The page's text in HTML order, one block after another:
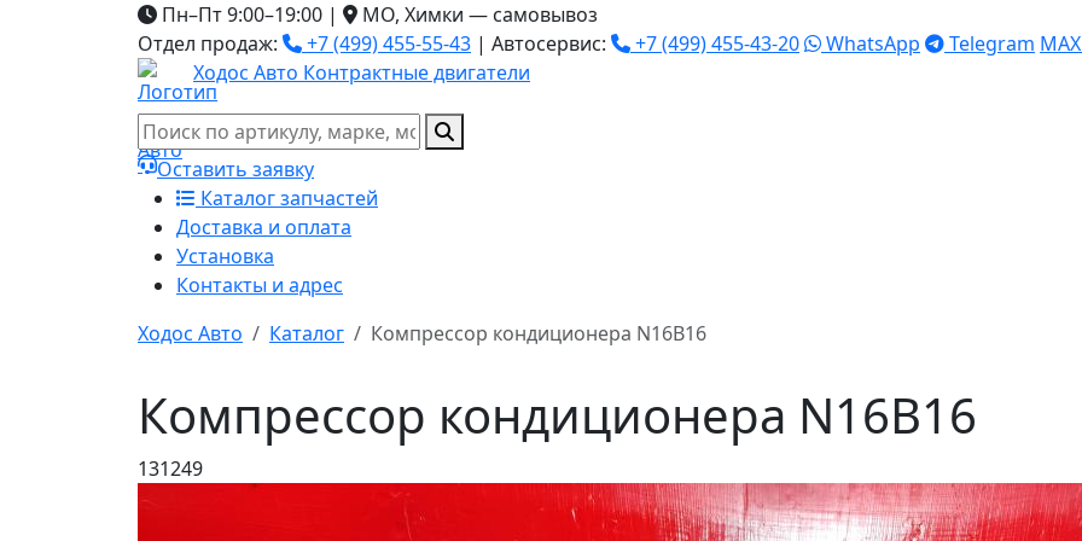
Пн–Пт 9:00–19:00 |
МО, Химки — самовывоз
Отдел продаж:
+7 (499) 455-55-43 | Автосервис: +7 (499) 455-43-20 WhatsApp Telegram MAX
Ходос Авто Контрактные двигатели
Оставить заявку
Каталог запчастей
Доставка и оплата
Установка
Контакты и адрес
Ходос Авто
Каталог Компрессор кондиционера N16B16
Компрессор кондиционера N16B16
131249